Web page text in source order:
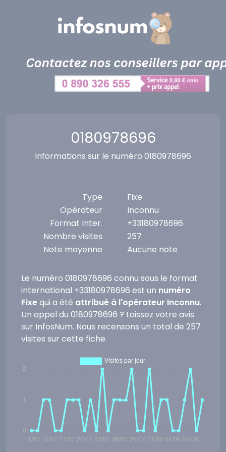
0180978696
Informations sur le numéro 0180978696
Type
Fixe
Opérateur
Inconnu
Format Inter.
+33180978696
Nombre visites
257
Note moyenne
Aucune note
Le numéro 0180978696 connu sous le format
international +33180978696 est un numéro
Fixequi a été attribué à l'opérateur Inconnu.
Un appel du 0180978696 ? Laissez votre avis
sur InfosNum. Nous recensons un total de 257
visites sur cette fiche.